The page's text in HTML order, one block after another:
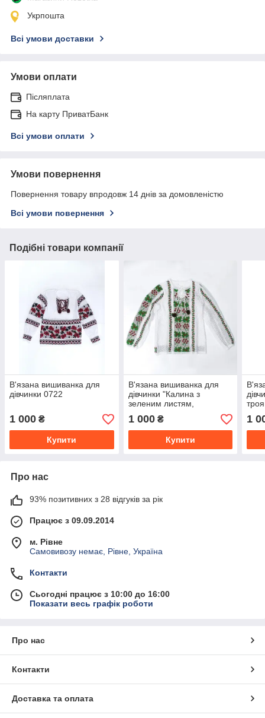
Укрпошта
Всі умови доставки
Умови оплати
Післяплата
На карту ПриватБанк
Всі умови оплати
Умови повернення
Повернення товару впродовж 14 днів за домовленістю
Всі умови повернення
Подібні товари компанії
В'язана вишиванка для
дівчинки 0722
1 000 ₴
Купити
В'язана вишиванка для
дівчинки "Калина з
зеленим листям,
вертикальна" 0745
1 000₴
Купити
1
Про нас
93% позитивних з 28 відгуків за рік
Працює з 09.09.2014
м. Рівне
Самовивозу немає, Рівне, Україна
Контакти
Сьогодні працює з 10:00 до 16:00
Показати весь графік роботи
Про нас
Контакти
Доставка та оплата